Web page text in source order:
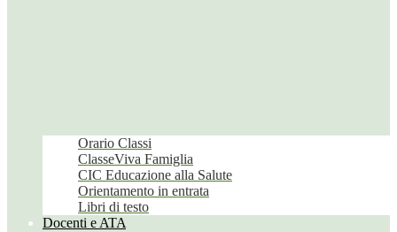
Orario Classi
ClasseViva Famiglia
CIC Educazione alla Salute
Orientamento in entrata
Libri di testo
Docenti e ATA